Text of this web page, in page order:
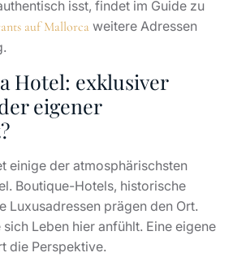
Boutique-Hotels, historische
Luxusadressen prägen den Ort.
Leben hier anfühlt. Eine eigene
die Perspektive.
lohnt ein Hotel, um
Licht und Nachbarschaft zu
nach wenigen Tagen, ob Deià zu
verlangt Freude an schmalen
Stille und einer gewissen
kurze Wege zu Yachthäfen,
oder Golfplätzen sucht,
Bendinat, Port Andratx, Son Vida